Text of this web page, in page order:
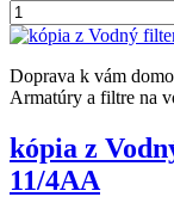
Doprava k vám
Armatúry a filtre na
kópia z
11/4AA